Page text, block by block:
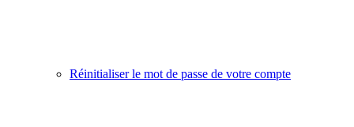
Réinitialiser le mot de passe de votre compte